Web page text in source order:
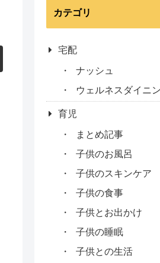
カテゴリ
宅配
ナッシュ
ウェルネスダイニ
育児
まとめ記事
子供のお風呂
子供のスキンケア
子供の食事
子供とお出かけ
子供の睡眠
子供との生活